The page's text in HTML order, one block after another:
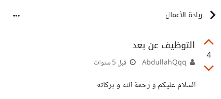
ريادة الأعمال
4
التوظيف عن بعد
قبل 5 سنوات
السلام عليكم و رحمة الله و بركاته